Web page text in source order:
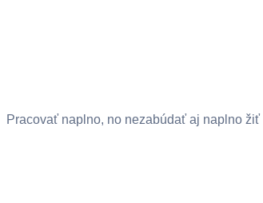
Pracovať naplno, no nezabúdať aj naplno žiť